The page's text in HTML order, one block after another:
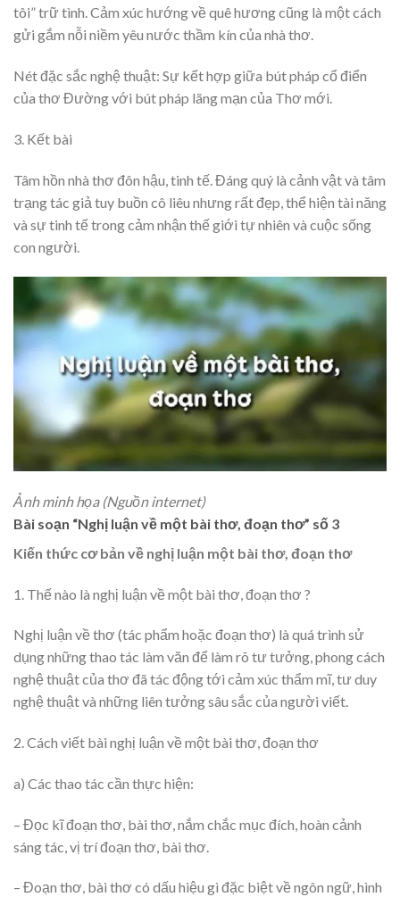
tôi” trữ tình. Cảm xúc hướng về quê hương cũng là một cách
gửi gắm nỗi niềm yêu nước thầm kín của nhà thơ.
Nét đặc sắc nghệ thuật: Sự kết hợp giữa bút pháp cổ điển
của thơ Đường với bút pháp lãng mạn của Thơ mới.
3. Kết bài
Tâm hồn nhà thơ đôn hậu, tinh tế. Đáng quý là cảnh vật và tâm
trạng tác giả tuy buồn cô liêu nhưng rất đẹp, thể hiện tài năng
và sự tinh tế trong cảm nhận thế giới tự nhiên và cuộc sống
con người.
Ảnh minh họa (Nguồn internet)
Bài soạn “Nghị luận về một bài thơ, đoạn thơ” số 3
Kiến thức cơ bản về nghị luận một bài thơ, đoạn thơ
1. Thế nào là nghị luận về một bài thơ, đoạn thơ ?
Nghị luận về thơ (tác phẩm hoặc đoạn thơ) là quá trình sử
dụng những thao tác làm văn để làm rõ tư tưởng, phong cách
nghệ thuật của thơ đã tác động tới cảm xúc thẩm mĩ, tư duy
nghệ thuật và những liên tưởng sâu sắc của người viết.
2. Cách viết bài nghị luận về một bài thơ, đoạn thơ
a) Các thao tác cần thực hiện:
– Đọc kĩ đoạn thơ, bài thơ, nắm chắc mục đích, hoàn cảnh
sáng tác, vị trí đoạn thơ, bài thơ.
– Đoạn thơ, bài thơ có dấu hiệu gì đặc biệt về ngôn ngữ, hình